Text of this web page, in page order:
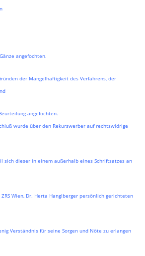
angefochten.
der Mangelhaftigkeit des Verfahrens, der
angefochten.
wurde über den Rekurswerber auf rechtswidrige
sich dieser in einem außerhalb eines Schriftsatzes an
Wien, Dr. Herta Hanglberger persönlich gerichteten
Verständnis für seine Sorgen und Nöte zu erlangen